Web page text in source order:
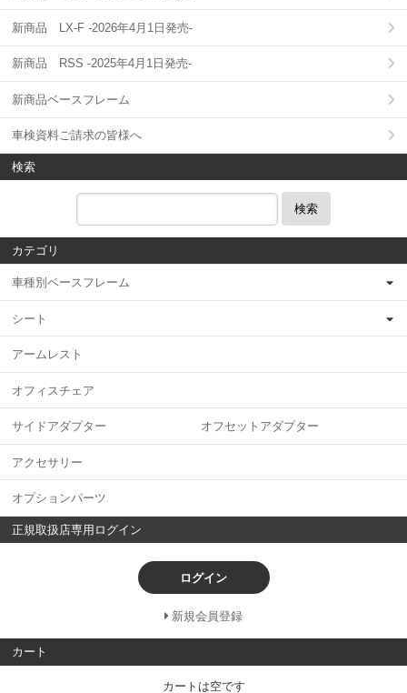
新商品 LX-F -2026年4月1日発売-
新商品 RSS -2025年4月1日発売-
新商品ベースフレーム
車検資料ご請求の皆様へ
検索
検索
カテゴリ
車種別ベースフレーム
シート
アームレスト
オフィスチェア
サイドアダプター オフセットアダプター
アクセサリー
オプションパーツ
正規取扱店専用ログイン
ログイン
新規会員登録
カート
カートは空です